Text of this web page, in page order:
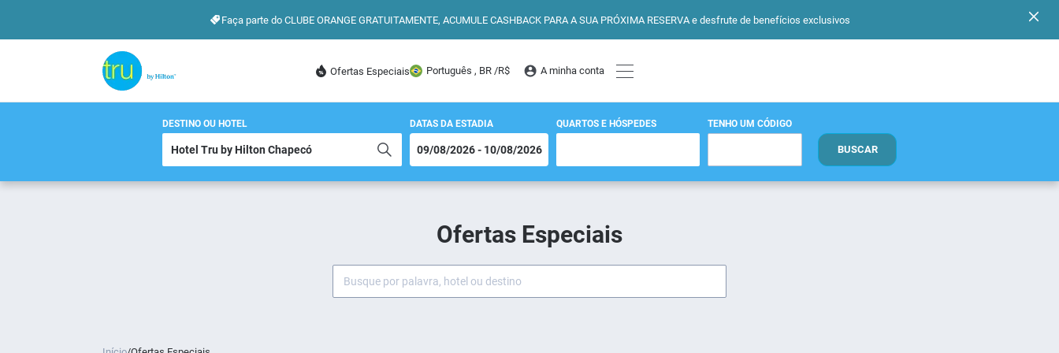
Faça parte do CLUBE ORANGE GRATUITAMENTE, ACUMULE CASHBACK PARA A SUA PRÓXIMA RESERVA e desfrute de benefícios exclusivos
Ofertas Especiais Português , BR /R$ A minha conta
DESTINO OU HOTEL DATAS DA ESTADIA QUARTOS E HÓSPEDES TENHO UM CÓDIGO
BUSCAR
Ofertas Especiais